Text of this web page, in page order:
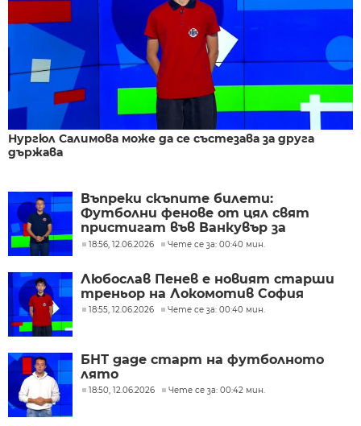
Нургюл Салимова може да се състезава за друга
държава
Въпреки скъпите билети:
Футболни фенове от цял свят
пристигат във Ванкувър за
Световното
18:56, 12.06.2026 Чете се за: 00:40 мин.
Любослав Пенев е новият старши
треньор на Локомотив София
18:55, 12.06.2026 Чете се за: 00:40 мин.
БНТ даде старт на футболното
лято
18:50, 12.06.2026 Чете се за: 00:42 мин.